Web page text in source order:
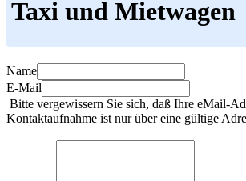
Taxi und Mietwagen
Name
E-Mail
Bitte vergewissern Sie sich, daß Ihre eMail-
Kontaktaufnahme ist nur über eine gültige